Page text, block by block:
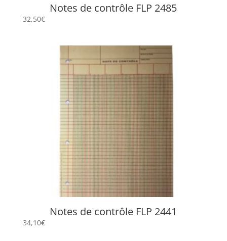
Notes de contrôle FLP 2485
32,50€
Notes de contrôle FLP 2441
34,10€